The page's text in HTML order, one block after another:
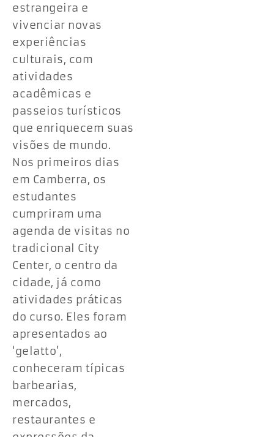
estrangeira e
vivenciar novas
experiências
culturais, com
atividades
acadêmicas e
passeios turísticos
que enriquecem suas
visões de mundo.
Nos primeiros dias
em Camberra, os
estudantes
cumpriram uma
agenda de visitas no
tradicional City
Center, o centro da
cidade, já como
atividades práticas
do curso. Eles foram
apresentados ao
‘gelatto’,
conheceram típicas
barbearias,
mercados,
restaurantes e